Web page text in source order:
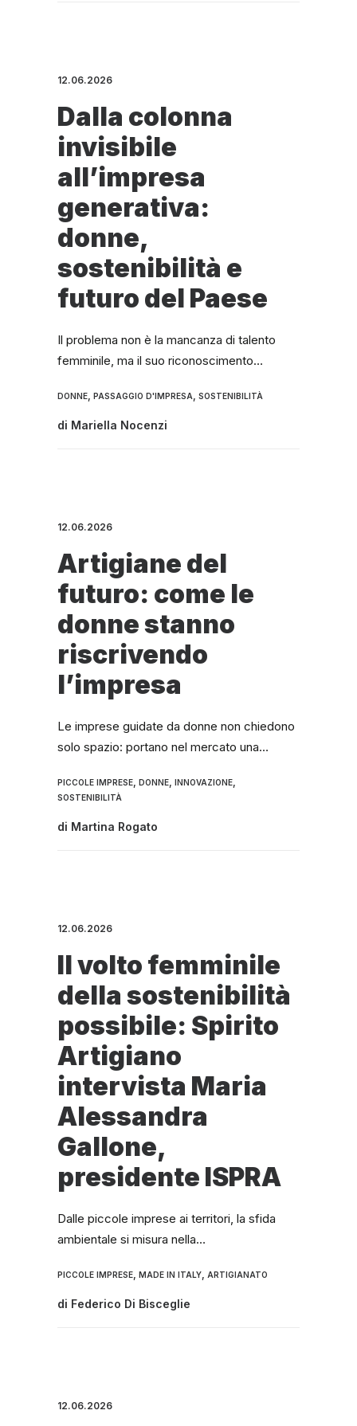
12.06.2026
Dalla colonna
invisibile
all’impresa
generativa:
donne,
sostenibilità e
futuro del Paese
Il problema non è la mancanza di talento
femminile, ma il suo riconoscimento…
DONNE, PASSAGGIO D'IMPRESA, SOSTENIBILITÀ
di Mariella Nocenzi
12.06.2026
Artigiane del
futuro: come le
donne stanno
riscrivendo
l’impresa
Le imprese guidate da donne non chiedono
solo spazio: portano nel mercato una…
PICCOLE IMPRESE, DONNE, INNOVAZIONE,
SOSTENIBILITÀ
di Martina Rogato
12.06.2026
Il volto femminile
della sostenibilità
possibile: Spirito
Artigiano
intervista Maria
Alessandra
Gallone,
presidente ISPRA
Dalle piccole imprese ai territori, la sfida
ambientale si misura nella…
PICCOLE IMPRESE, MADE IN ITALY, ARTIGIANATO
di Federico Di Bisceglie
12.06.2026